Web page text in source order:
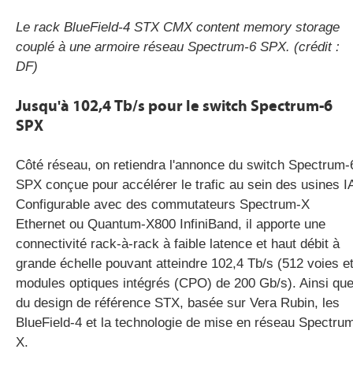
Le rack BlueField-4 STX CMX content memory storage
couplé à une armoire réseau Spectrum-6 SPX. (crédit :
DF)
Jusqu'à 102,4 Tb/s pour le switch Spectrum-6
SPX
Côté réseau, on retiendra l'annonce du switch Spectrum-
SPX conçue pour accélérer le trafic au sein des usines
Configurable avec des commutateurs Spectrum-X
Ethernet ou Quantum-X800 InfiniBand, il apporte une
connectivité rack-à-rack à faible latence et haut débit à
grande échelle pouvant atteindre 102,4 Tb/s (512 voies et
modules optiques intégrés (CPO) de 200 Gb/s). Ainsi que
du design de référence STX, basée sur Vera Rubin, les
BlueField-4 et la technologie de mise en réseau
X.